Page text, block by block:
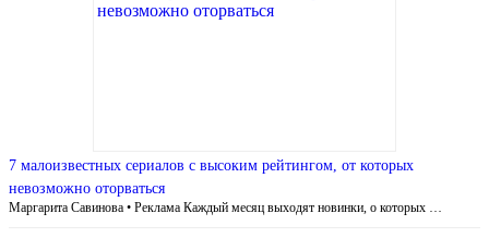
7 малоизвестных сериалов с высоким рейтингом, от которых
невозможно оторваться
Маргарита Савинова • Реклама Каждый месяц выходят новинки, о которых …